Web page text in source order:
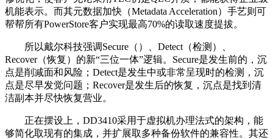
机能表示。而其元数据加快（Metadata Acceleration）手艺则可
帮帮所有PowerStore客户实现最高70%的读取速度提拔。
所以戴尔科技强调Secure（）、Detect（检测）、
Recover（恢复）的新“三位一体”逻辑。Secure是发生前的，沉
点是削减面和风险；Detect是发生中或非常呈现时的检测，沉
点是尽早发觉问题；Recover是发生后的恢复，沉点是找到清
洁副本并尽快恢复营业。
正在摆设上，DD3410采用于虚拟机办理法式的架构，能
够简化取现有的集成，并扩展取多种备份软件的兼容性。其还